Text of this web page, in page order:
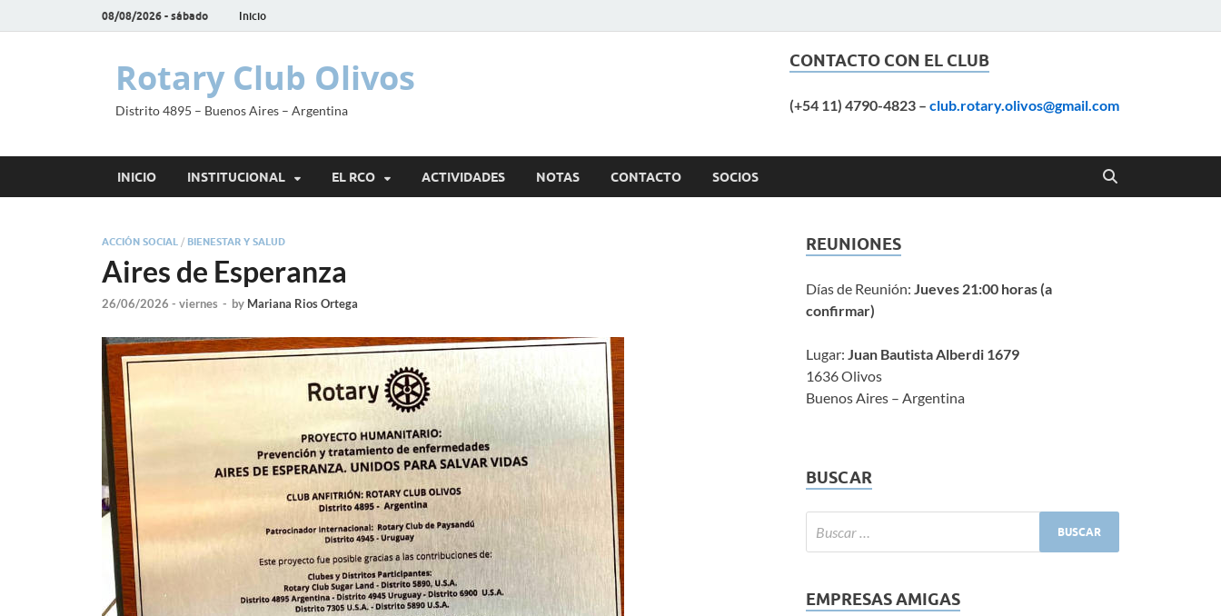
08/08/2026 - sábado Inicio
Rotary Club Olivos
Distrito 4895 – Buenos Aires – Argentina
CONTACTO CON EL CLUB
(+54 11) 4790-4823 – club.rotary.olivos@gmail.com
INICIO INSTITUCIONAL EL RCO ACTIVIDADES NOTAS CONTACTO SOCIOS
ACCIÓN SOCIAL / BIENESTAR Y SALUD
Aires de Esperanza
26/06/2026 - viernes - by Mariana Rios Ortega
REUNIONES
Días de Reunión:Jueves 21:00 horas (a
confirmar)
Lugar:Juan Bautista Alberdi 1679
1636 Olivos
Buenos Aires – Argentina
BUSCAR
EMPRESAS AMIGAS